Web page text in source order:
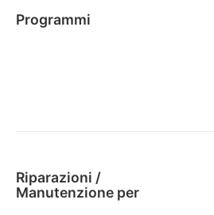
Programmi
Riparazioni /
Manutenzione per